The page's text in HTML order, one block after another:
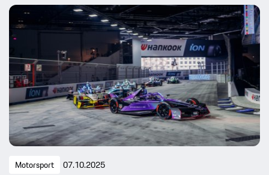
Motorsport 07.10.2025